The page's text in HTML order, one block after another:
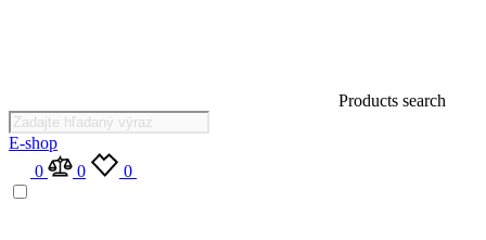
Products search
E-shop
0
0 0